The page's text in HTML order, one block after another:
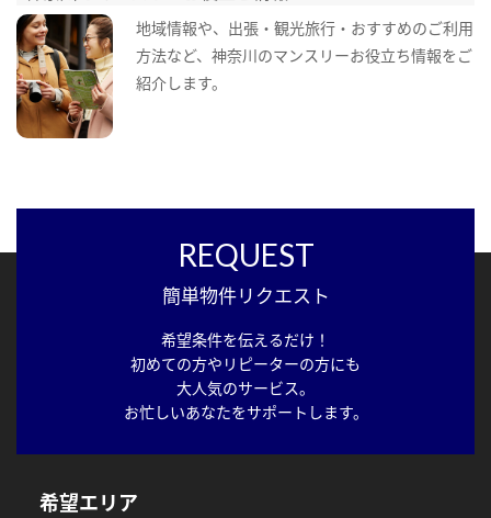
地域情報や、出張・観光旅行・おすすめのご利用
方法など、神奈川のマンスリーお役立ち情報をご
紹介します。
REQUEST
簡単物件リクエスト
希望条件を伝えるだけ！
初めての方やリピーターの方にも
大人気のサービス。
お忙しいあなたをサポートします。
希望エリア